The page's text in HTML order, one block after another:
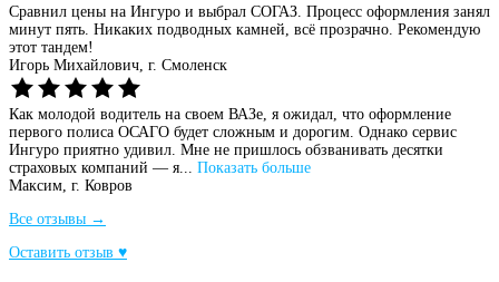
Сравнил цены на Ингуро и выбрал СОГАЗ. Процесс оформления занял
минут пять. Никаких подводных камней, всё прозрачно. Рекомендую
этот тандем!
Игорь Михайлович, г. Смоленск
Как молодой водитель на своем ВАЗе, я ожидал, что оформление
первого полиса ОСАГО будет сложным и дорогим. Однако сервис
Ингуро приятно удивил. Мне не пришлось обзванивать десятки
страховых компаний — я... Показать больше
Максим, г. Ковров
Все отзывы →
Оставить отзыв ♥